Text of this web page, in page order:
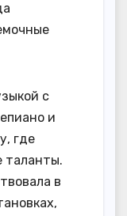
с
и
где
таланты.
в